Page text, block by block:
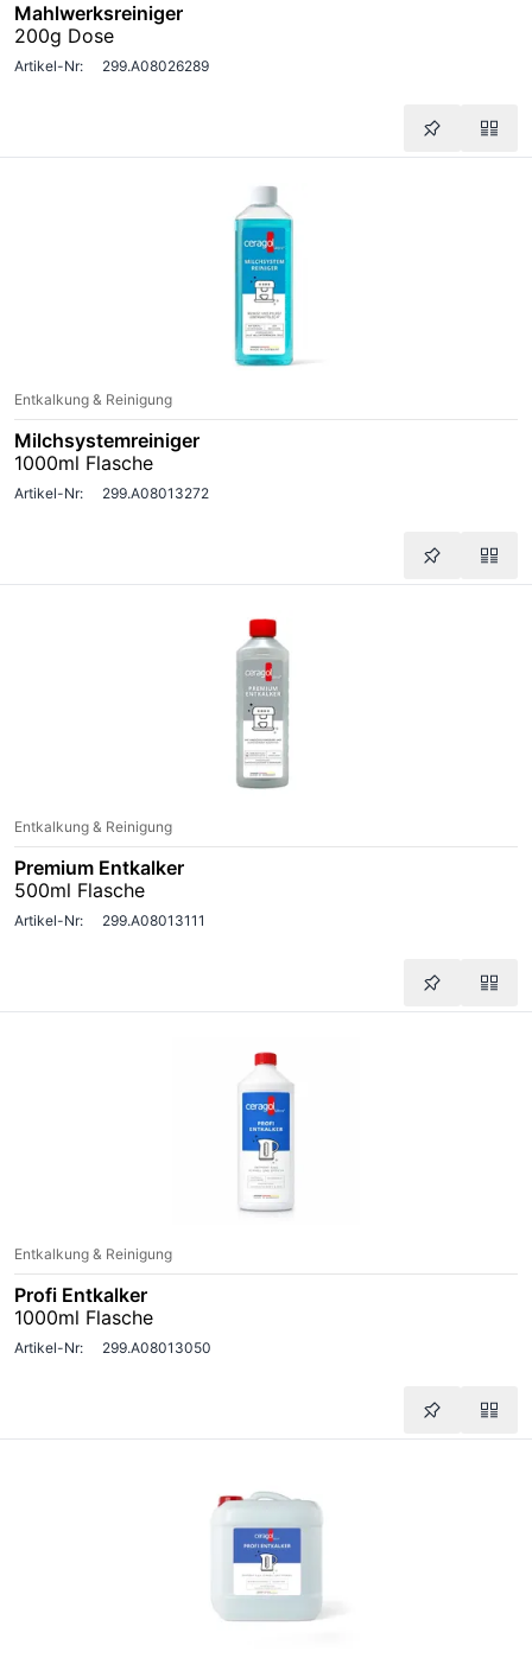
Mahlwerksreiniger
200g Dose
Artikel-Nr: 299.A08026289
Entkalkung & Reinigung
Milchsystemreiniger
1000ml Flasche
Artikel-Nr: 299.A08013272
Entkalkung & Reinigung
Premium Entkalker
500ml Flasche
Artikel-Nr: 299.A08013111
Entkalkung & Reinigung
Profi Entkalker
1000ml Flasche
Artikel-Nr: 299.A08013050